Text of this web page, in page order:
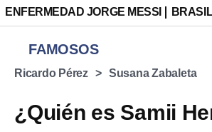
ENFERMEDAD JORGE MESSI
FAMOSOS
Ricardo Pérez Susana Zabaleta
¿Quién es Samii